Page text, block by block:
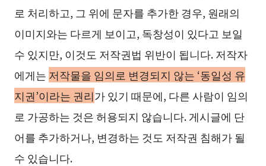
로 처리하고, 그 위에 문자를 추가한 경우, 원래의
이미지와는 다르게 보이고, 독창성이 있다고 보일
수 있지만, 이것도 저작권법 위반이 됩니다. 저작자
에게는 저작물을 임의로 변경되지 않는 ‘동일성 유
지권’이라는 권리가 있기 때문에, 다른 사람이 임의
로 가공하는 것은 허용되지 않습니다. 게시글에 단
어를 추가하거나, 변경하는 것도 저작권 침해가 될
수 있습니다.